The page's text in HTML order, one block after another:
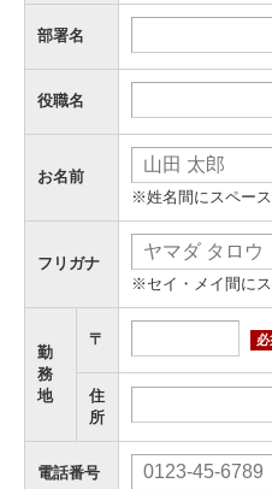
部署名
役職名
お名前
※姓名間にスペー
フリガナ
※セイ・メイ間に
勤
務
地
〒 必
住
所
電話番号